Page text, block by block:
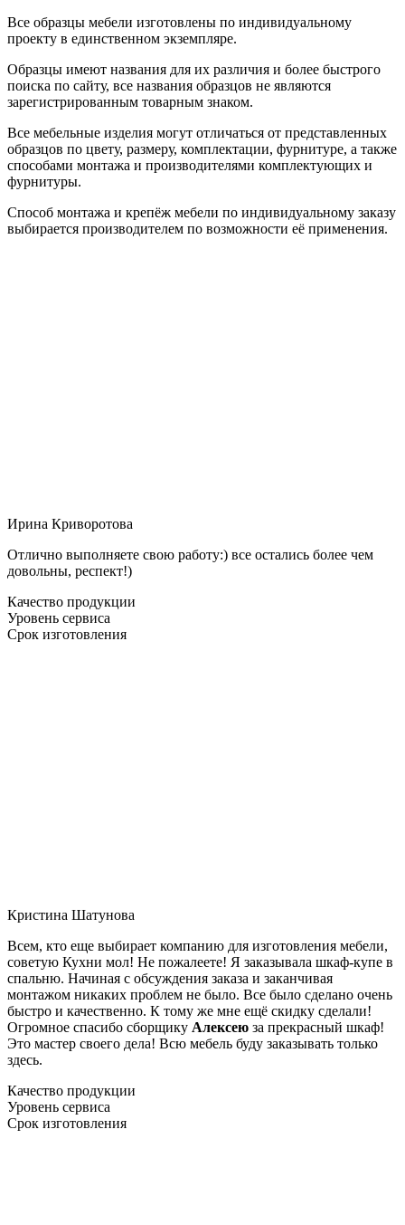
Все образцы мебели изготовлены по индивидуальному
проекту в единственном экземпляре.
Образцы имеют названия для их различия и более быстрого
поиска по сайту, все названия образцов не являются
зарегистрированным товарным знаком.
Все мебельные изделия могут отличаться от представленных
образцов по цвету, размеру, комплектации, фурнитуре, а также
способами монтажа и производителями комплектующих и
фурнитуры.
Способ монтажа и крепёж мебели по индивидуальному заказу
выбирается производителем по возможности её применения.
Ирина Криворотова
Отлично выполняете свою работу:) все остались более чем
довольны, респект!)
Качество продукции
Уровень сервиса
Срок изготовления
Кристина Шатунова
Всем, кто еще выбирает компанию для изготовления мебели,
советую Кухни мол! Не пожалеете! Я заказывала шкаф-купе в
спальню. Начиная с обсуждения заказа и заканчивая
монтажом никаких проблем не было. Все было сделано очень
быстро и качественно. К тому же мне ещё скидку сделали!
Огромное спасибо сборщику Алексею за прекрасный шкаф!
Это мастер своего дела! Всю мебель буду заказывать только
здесь.
Качество продукции
Уровень сервиса
Срок изготовления